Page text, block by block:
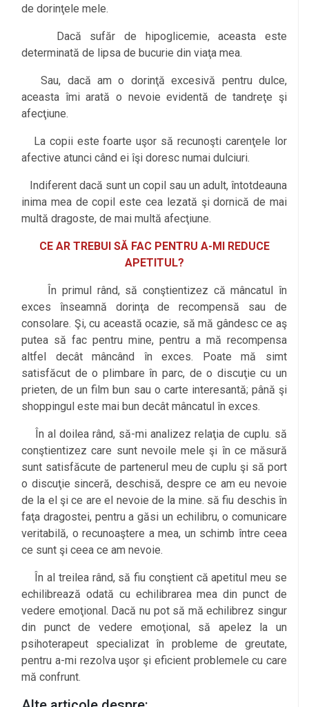
de dorinţele mele.
Dacă sufăr de hipoglicemie, aceasta este
determinată de lipsa de bucurie din viaţa mea.
Sau, dacă am o dorinţă excesivă pentru dulce,
aceasta îmi arată o nevoie evidentă de tandreţe şi
afecţiune.
La copii este foarte uşor să recunoşti carenţele lor
afective atunci când ei îşi doresc numai dulciuri.
Indiferent dacă sunt un copil sau un adult, întotdeauna
inima mea de copil este cea lezată şi dornică de mai
multă dragoste, de mai multă afecţiune.
CE AR TREBUI SĂ FAC PENTRU A-MI REDUCE
APETITUL?
În primul rând, să conştientizez că mâncatul în
exces înseamnă dorinţa de recompensă sau de
consolare. Şi, cu această ocazie, să mă gândesc ce aş
putea să fac pentru mine, pentru a mă recompensa
altfel decât mâncând în exces. Poate mă simt
satisfăcut de o plimbare în parc, de o discuţie cu un
prieten, de un film bun sau o carte interesantă; până şi
shoppingul este mai bun decât mâncatul în exces.
În al doilea rând, să-mi analizez relaţia de cuplu. să
conştientizez care sunt nevoile mele şi în ce măsură
sunt satisfăcute de partenerul meu de cuplu şi să port
o discuţie sinceră, deschisă, despre ce am eu nevoie
de la el şi ce are el nevoie de la mine. să fiu deschis în
faţa dragostei, pentru a găsi un echilibru, o comunicare
veritabilă, o recunoaştere a mea, un schimb între ceea
ce sunt şi ceea ce am nevoie.
În al treilea rând, să fiu conştient că apetitul meu se
echilibrează odată cu echilibrarea mea din punct de
vedere emoţional. Dacă nu pot să mă echilibrez singur
din punct de vedere emoţional, să apelez la un
psihoterapeut specializat în probleme de greutate,
pentru a-mi rezolva uşor şi eficient problemele cu care
mă confrunt.